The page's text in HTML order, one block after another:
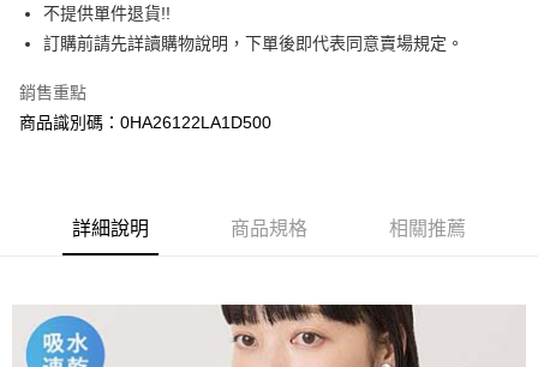
元大商業銀行
玉山商業銀行
星展（台灣）商業銀行
台灣樂天信用卡公司
悠遊付
大哥付你分期
相關說明
流程，驗證手機門號後，選擇欲分期的期數、繳款截止日，確認付款後即完
成交易。
消。如遇「轉專審核」未通過狀況，表示未達大哥付你分期系統評分，恕無
法說明評估內容。
【繳款方式說明】
【關於「AFTEE先享後付」】
AFTEE先享後付是「在收到商品之後才付款」的支付方式。 讓您購物簡單
１．簡單：不需註冊會員、不需綁卡、不需儲值。
２．便利：只要手機號碼，簡訊認證，即可結帳。
３．安心：先確認商品／服務後，再付款。
ATM付款
運送方式
全家取貨付款
不提供單件退貨!!
訂購前請先詳讀購物說明，下單後即代表同意賣場規定。
銷售重點
商品識別碼：0HA26122LA1D500
詳細說明 商品規格 相關推薦